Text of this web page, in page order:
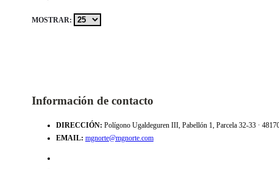
MOSTRAR:
Información de contacto
DIRECCIÓN: Polígono Ugaldeguren III, Pabellón 1, Parcela 32-33 ·
EMAIL: mgnorte@mgnorte.com